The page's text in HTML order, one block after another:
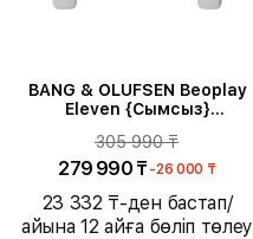
BANG & OLUFSEN Beoplay
Eleven {Сымсыз}
305 990 ₸
279 990 ₸ -26 000 ₸
23 332 ₸-ден бастап/
айына 12 айға бөліп төлеу